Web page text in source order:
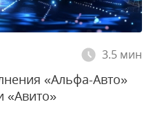
3.5 мин
«Альфа-Авто»
«Авито»